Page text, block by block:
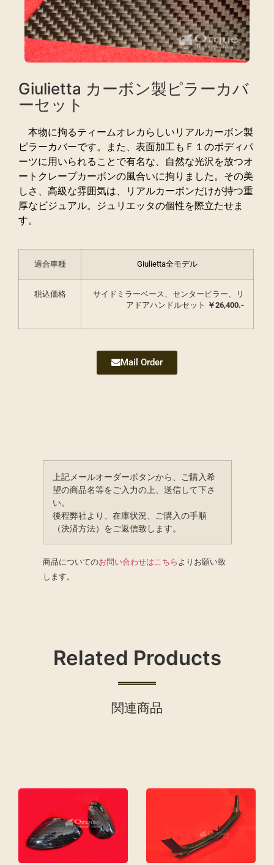
Giulietta カーボン製ピラーカバ
ーセット
本物に拘るティームオレカらしいリアルカーボン製
ピラーカバーです。また、表面加工もＦ１のボディパ
ーツに用いられることで有名な、自然な光沢を放つオ
ートクレープカーボンの風合いに拘りました。その美
しさ、高級な雰囲気は、リアルカーボンだけが持つ重
厚なビジュアル。ジュリエッタの個性を際立たせま
す。
適合車種 Giulietta全モデル
税込価格
サイドミラーベース、センターピラー、リ
アドアハンドルセット ￥26,400.-
Mail Order
上記メールオーダーボタンから、ご購入希
望の商品名等をご入力の上、送信して下さ
い。
後程弊社より、在庫状況、ご購入の手順
（決済方法）をご返信致します。
商品についてのお問い合わせはこちらよりお願い致
します。
Related Products
関連商品